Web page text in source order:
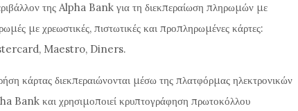
της Alpha Bank για τη διεκπεραίωση πληρωμών με
με χρεωστικές, πιστωτικές και προπληρωμένες κάρτες:
Maestro, Diners.
κάρτας διεκπεραιώνονται μέσω της πλατφόρμας ηλεκτρονικών
και χρησιμοποιεί κρυπτογράφηση πρωτοκόλλου